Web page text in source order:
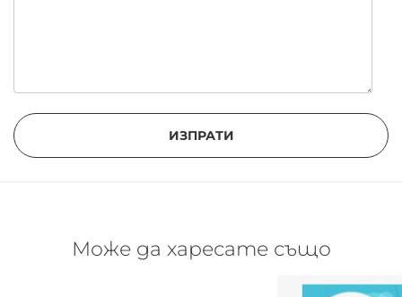
ИЗПРАТИ
Може да харесате също